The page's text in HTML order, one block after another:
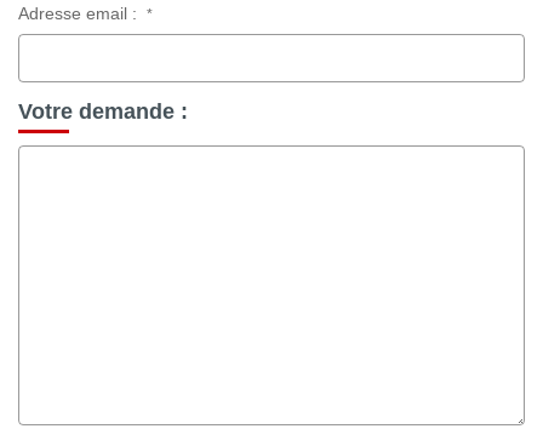
Adresse email : *
Votre demande :